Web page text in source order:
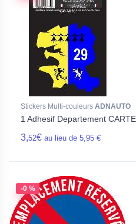
Stickers Multi-couleurs ADNAUTO
1 Adhesif Departement
3,52€ au lieu de 5,95 €
-0 %